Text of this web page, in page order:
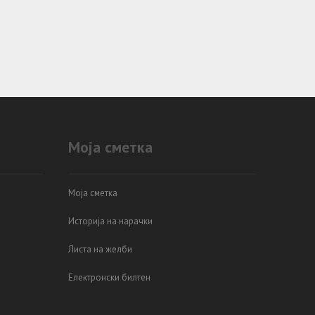
Моја сметка
Моја сметка
Историја на нарачки
Листа на желби
Електронски билтен